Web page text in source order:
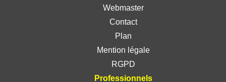
Webmaster
Contact
Plan
Mention légale
RGPD
Professionnels